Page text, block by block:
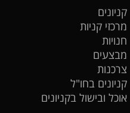
קניונים
מרכזי קניות
חנויות
מבצעים
צרכנות
קניונים בחו"ל
אוכל ובישול בקניונים